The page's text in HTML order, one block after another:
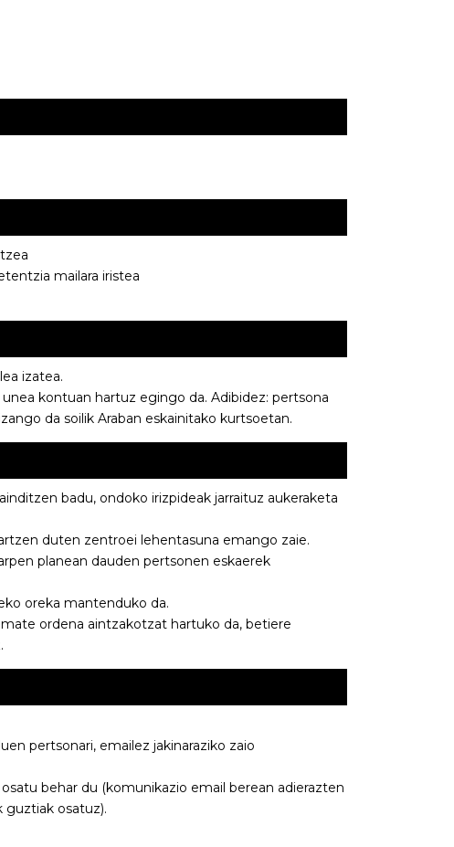
mailara iristea
izatea.
kontuan hartuz egingo da. Adibidez: pertsona
da soilik Araban eskainitako kurtsoetan.
badu, ondoko irizpideak jarraituz aukeraketa
duten zentroei lehentasuna emango zaie.
planean dauden pertsonen eskaerek
oreka mantenduko da.
ordena aintzakotzat hartuko da, betiere
pertsonari, emailez jakinaraziko zaio
behar du (komunikazio email berean adierazten
guztiak osatuz).